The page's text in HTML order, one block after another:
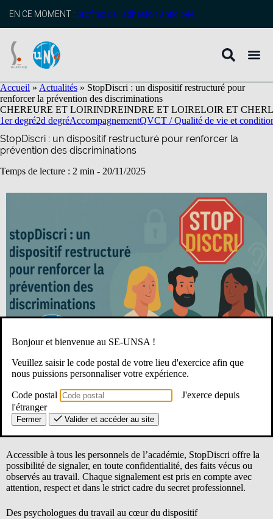
principal
EN CE MOMENT : profitez de l’adhésion anticipée
Accueil » Actualités » StopDiscri : un dispositif restructuré pour
renforcer la prévention des discriminations
CHEREURE ET LOIRINDREINDRE ET LOIRELOIR ET CHER
1er degré2d degréAccompagnementQVCT / Qualité de vie et
StopDiscri : un dispositif restructuré pour renforcer la
prévention des discriminations
Temps de lecture : 2 min - 20/11/2025
L’Académie d’Orléans-Tours a récemment restructuré le dispositif
StopDiscri, destiné à prévenir et traiter les situations de
discrimination, de harcèlement ou de violence dans le milieu
professionnel.
Accessible à tous les personnels de l’académie, StopDiscri offre la
possibilité de signaler, en toute confidentialité, des faits vécus ou
observés au travail. Chaque signalement est pris en compte avec
attention, respect et dans le strict cadre du secret professionnel.
Des psychologues du travail au cœur du dispositif
Bonjour et bienvenue au SE-UNSA !
Veuillez saisir le code postal de votre lieu d'exercice afin que
nous puissions personnaliser votre expérience.
Code postal
J'exerce depuis
l'étranger
Fermer Valider et accéder au site